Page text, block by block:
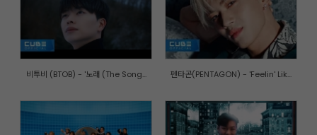
비투비 (BTOB) - '노래 (The Song... 펜타곤(PENTAGON) - 'Feelin' Lik...